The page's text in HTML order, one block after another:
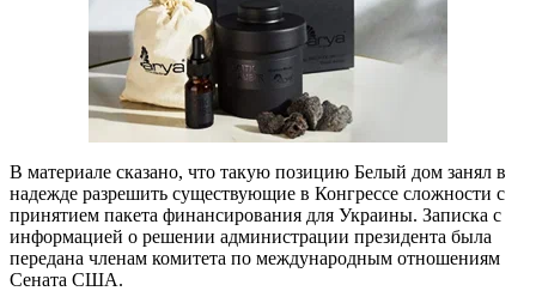
В материале сказано, что такую позицию Белый дом занял в
надежде разрешить существующие в Конгрессе сложности с
принятием пакета финансирования для Украины. Записка с
информацией о решении администрации президента была
передана членам комитета по международным отношениям
Сената США.